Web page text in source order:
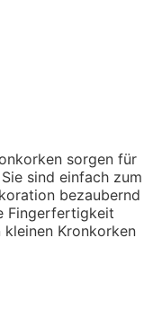
sorgen für
sind einfach zum
bezaubernd
Fingerfertigkeit
Kronkorken